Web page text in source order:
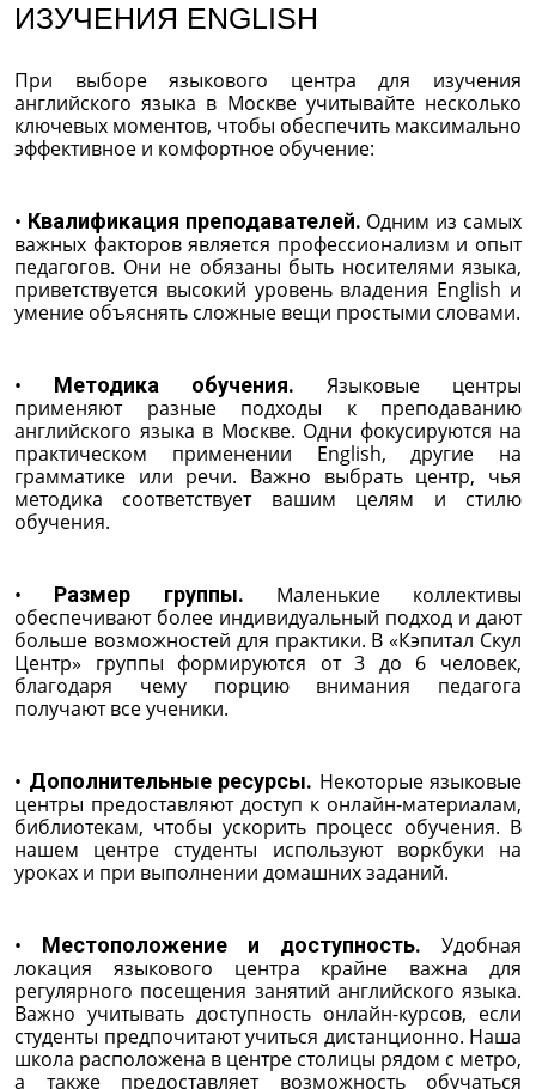
ИЗУЧЕНИЯ ENGLISH
При выборе языкового центра для изучения
английского языка в Москве учитывайте несколько
ключевых моментов, чтобы обеспечить максимально
эффективное и комфортное обучение:
• Квалификация преподавателей. Одним из самых
важных факторов является профессионализм и опыт
педагогов. Они не обязаны быть носителями языка,
приветствуется высокий уровень владения English и
умение объяснять сложные вещи простыми словами.
• Методика обучения. Языковые центры
применяют разные подходы к преподаванию
английского языка в Москве. Одни фокусируются на
практическом применении English, другие на
грамматике или речи. Важно выбрать центр, чья
методика соответствует вашим целям и стилю
обучения.
• Размер группы. Маленькие коллективы
обеспечивают более индивидуальный подход и дают
больше возможностей для практики. В «Кэпитал Скул
Центр» группы формируются от 3 до 6 человек,
благодаря чему порцию внимания педагога
получают все ученики.
• Дополнительные ресурсы. Некоторые языковые
центры предоставляют доступ к онлайн-материалам,
библиотекам, чтобы ускорить процесс обучения. В
нашем центре студенты используют воркбуки на
уроках и при выполнении домашних заданий.
• Местоположение и доступность. Удобная
локация языкового центра крайне важна для
регулярного посещения занятий английского языка.
Важно учитывать доступность онлайн-курсов, если
студенты предпочитают учиться дистанционно. Наша
школа расположена в центре столицы рядом с метро,
а также предоставляет возможность обучаться